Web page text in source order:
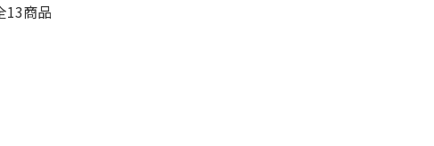
13商品